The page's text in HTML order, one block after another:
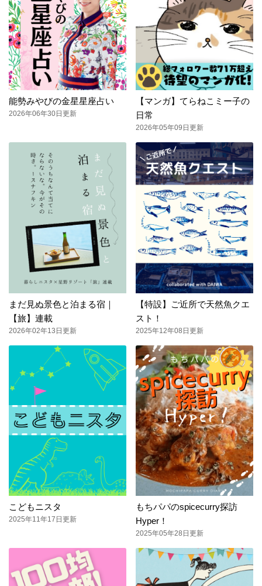
能勢みやびの金星星座占い
2026年06年30日更新
【マンガ】てらねこミー子の
日常
2026年05年09日更新
まだ見ぬ景色と泊まる宿｜
【旅】連載
2026年02年13日更新
【特設】ご近所で天然魚クエ
スト！
2025年12年08日更新
こどもニスタ
2025年11年17日更新
もちパパのspicecurry探訪
Hyper！
2025年05年28日更新